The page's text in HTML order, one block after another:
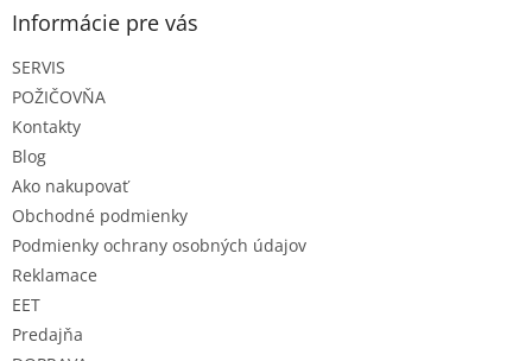
Informácie pre vás
SERVIS
POŽIČOVŇA
Kontakty
Blog
Ako nakupovať
Obchodné podmienky
Podmienky ochrany osobných údajov
Reklamace
EET
Predajňa